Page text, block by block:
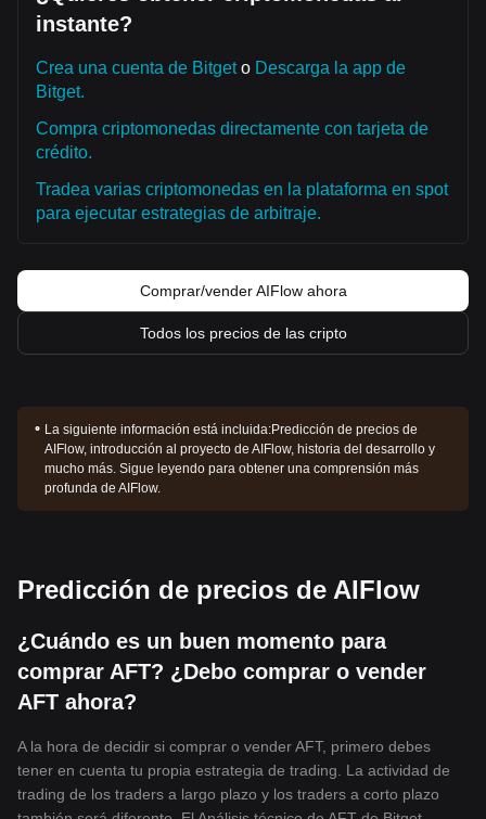
instante?
Crea una cuenta de Bitgeto Descarga la app de
Bitget.
Compra criptomonedas directamente con tarjeta de
crédito.
Tradea varias criptomonedas en la plataforma en spot
para ejecutar estrategias de arbitraje.
Comprar/vender AIFlow ahora
Todos los precios de las cripto
La siguiente información está incluida:Predicción de precios de
AIFlow, introducción al proyecto de AIFlow, historia del desarrollo y
mucho más. Sigue leyendo para obtener una comprensión más
profunda de AIFlow.
Predicción de precios de AIFlow
¿Cuándo es un buen momento para
comprar AFT? ¿Debo comprar o vender
AFT ahora?
A la hora de decidir si comprar o vender AFT, primero debes
tener en cuenta tu propia estrategia de trading. La actividad de
trading de los traders a largo plazo y los traders a corto plazo